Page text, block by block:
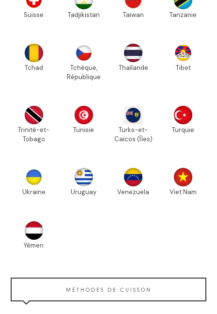
Suisse Tadjikistan Taïwan Tanzanie
Tchad
Tchèque,
République
Thaïlande Tibet
Trinité-et-
Tobago
Tunisie
Turks-et-
Caïcos (Îles)
Turquie
Ukraine Uruguay Venezuela Viet Nam
Yémen
MÉTHODES DE CUISSON